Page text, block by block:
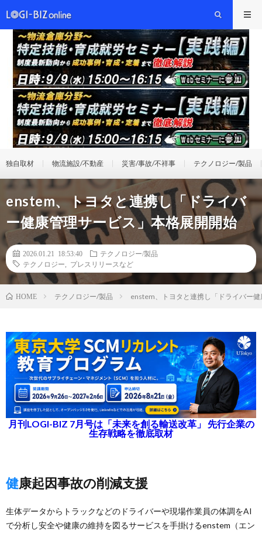
独自取材 物流施設/不動産 災害/事故/不祥事 テクノロジー/製品
enstem、トヨタと連携し「ドライバ
ー健康管理サービス」本格展開開始
2026.01.21 18:53:40
テクノロジー/製品
テクノロジー
プレスリリースなど
HOME テクノロジー/製品 enstem、トヨタと連携し「ドライバー
月刊LOGI-BIZ 7月号は「未来を創る輸送改革」 先行企業の
生存戦略を徹底取材
健康起因事故の削減支援
生体データからトラックなどのドライバーや現場作業員の体調をAI
で分析し安全や健康の維持を図るサービスを手掛けるenstem（エン